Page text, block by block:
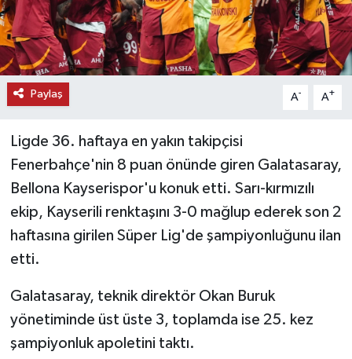
Paylaş A- A+
Ligde 36. haftaya en yakın takipçisi
Fenerbahçe'nin 8 puan önünde giren Galatasaray,
Bellona Kayserispor'u konuk etti. Sarı-kırmızılı
ekip, Kayserili renktaşını 3-0 mağlup ederek son 2
haftasına girilen Süper Lig'de şampiyonluğunu ilan
etti.
Galatasaray, teknik direktör Okan Buruk
yönetiminde üst üste 3, toplamda ise 25. kez
şampiyonluk apoletini taktı.
SPOR
TEKNOLOJİ